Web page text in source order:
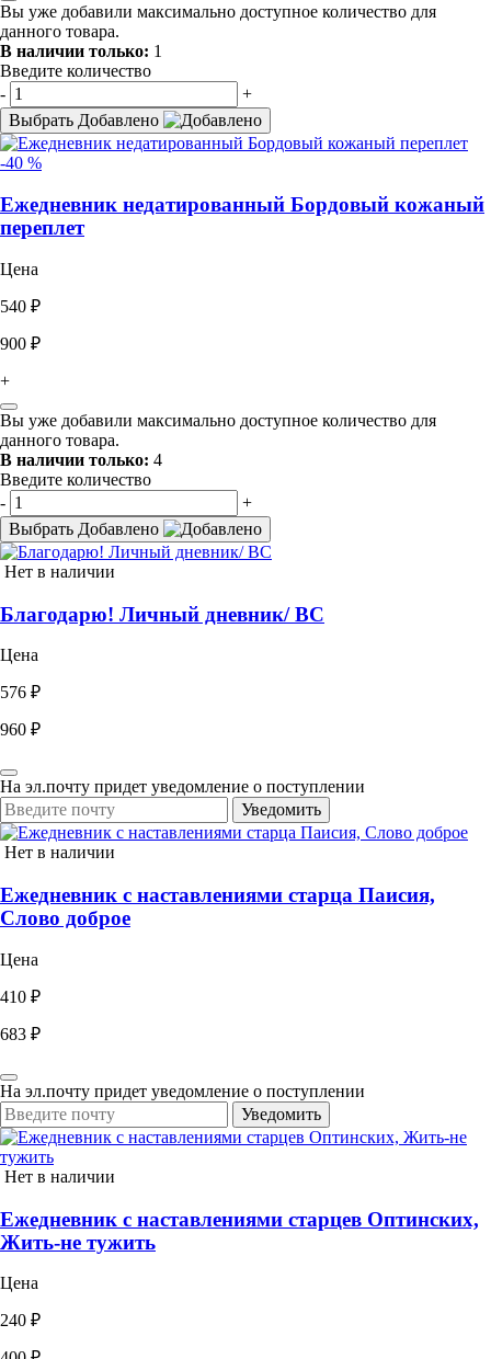
Вы уже добавили максимально доступное количество для
данного товара.
В наличии только: 1
Введите количество
-
+
Выбрать Добавлено
-40 %
Ежедневник недатированный Бордовый кожаный
переплет
Цена
540 ₽
900 ₽
+
Вы уже добавили максимально доступное количество для
данного товара.
В наличии только: 4
Введите количество
-
+
Выбрать Добавлено
Нет в наличии
Благодарю! Личный дневник/ ВС
Цена
576 ₽
960 ₽
На эл.почту придет уведомление о поступлении
Уведомить
Нет в наличии
Ежедневник с наставлениями старца Паисия,
Слово доброе
Цена
410 ₽
683 ₽
На эл.почту придет уведомление о поступлении
Уведомить
Нет в наличии
Ежедневник с наставлениями старцев Оптинских,
Жить-не тужить
Цена
240 ₽